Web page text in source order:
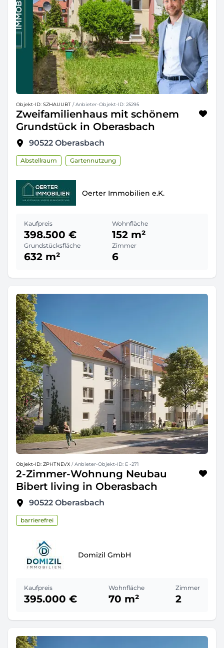
Objekt-ID: SZHAUUBT / Anbieter-Objekt-ID: 25295
Zweifamilienhaus mit schönem
Grundstück in Oberasbach
90522 Oberasbach
Abstellraum Gartennutzung
Oerter Immobilien e.K.
Kaufpreis
398.500 €
Wohnfläche
152 m²
Grundstücksfläche
632 m²
Zimmer
6
Objekt-ID: ZPHTNEVX / Anbieter-Objekt-ID: E -271
2-Zimmer-Wohnung Neubau
Bibert living in Oberasbach
90522 Oberasbach
barrierefrei
Domizil GmbH
Kaufpreis
395.000 €
Wohnfläche
70 m²
Zimmer
2